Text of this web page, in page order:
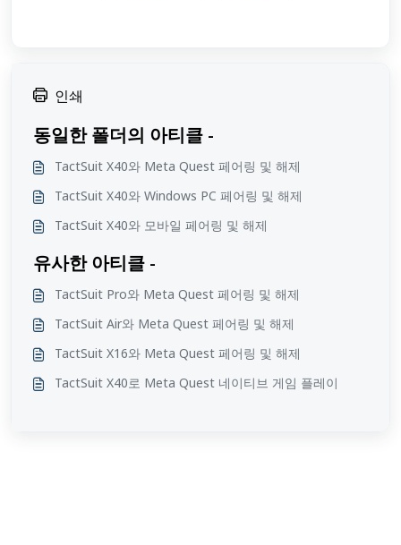
인쇄
동일한 폴더의 아티클 -
TactSuit X40와 Meta Quest 페어링 및 해제
TactSuit X40와 Windows PC 페어링 및 해제
TactSuit X40와 모바일 페어링 및 해제
유사한 아티클 -
TactSuit Pro와 Meta Quest 페어링 및 해제
TactSuit Air와 Meta Quest 페어링 및 해제
TactSuit X16와 Meta Quest 페어링 및 해제
TactSuit X40로 Meta Quest 네이티브 게임 플레이